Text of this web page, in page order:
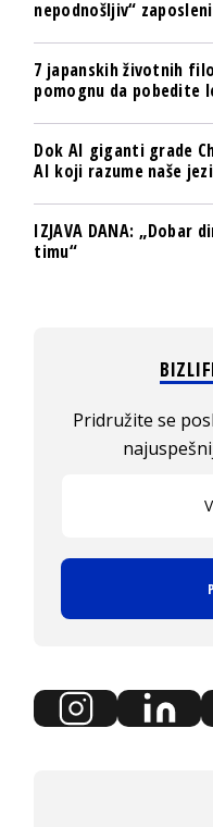
nepodnošljiv“
7 japanskih životnih
pomognu da
Dok AI giganti grade
AI koji razume naše
IZJAVA DANA: „Dobar
timu“
Pridružite se